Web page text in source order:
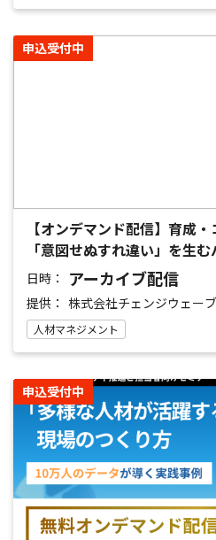
申込受付中
【オンデマンド配信】育成
「意図せぬすれ違い」を生
日時： アーカイブ配信
提供： 株式会社チェンジウェー
人材マネジメント
申込受付中